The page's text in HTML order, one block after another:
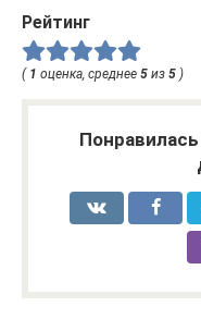
Рейтинг
( 1 оценка, среднее 5 из 5 )